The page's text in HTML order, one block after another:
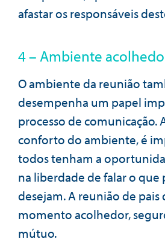
afastar os responsáveis
4 – Ambiente
O ambiente da reunião
desempenha um papel
processo de comunicação.
conforto do ambiente, é
todos tenham a
na liberdade de falar o que
desejam. A reunião de pais
momento acolhedor,
mútuo.